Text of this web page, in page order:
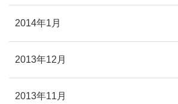
2014年1月
2013年12月
2013年11月